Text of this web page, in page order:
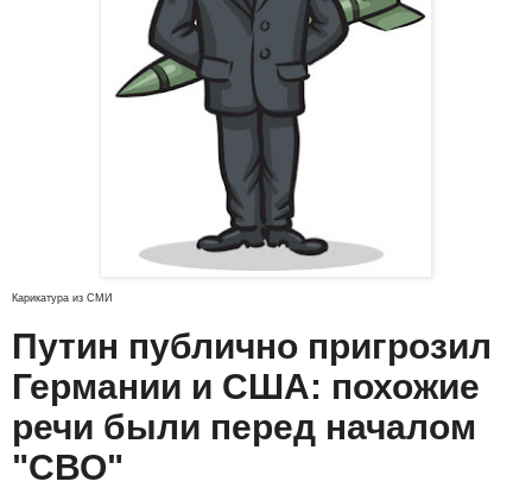
Карикатура из СМИ
Путин публично пригрозил
Германии и США: похожие
речи были перед началом
"СВО"